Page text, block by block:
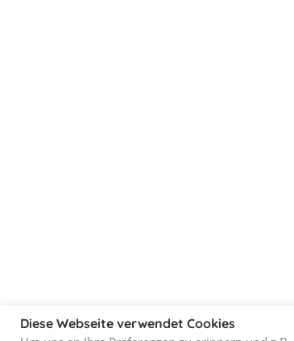
Diese Webseite verwendet Cookies